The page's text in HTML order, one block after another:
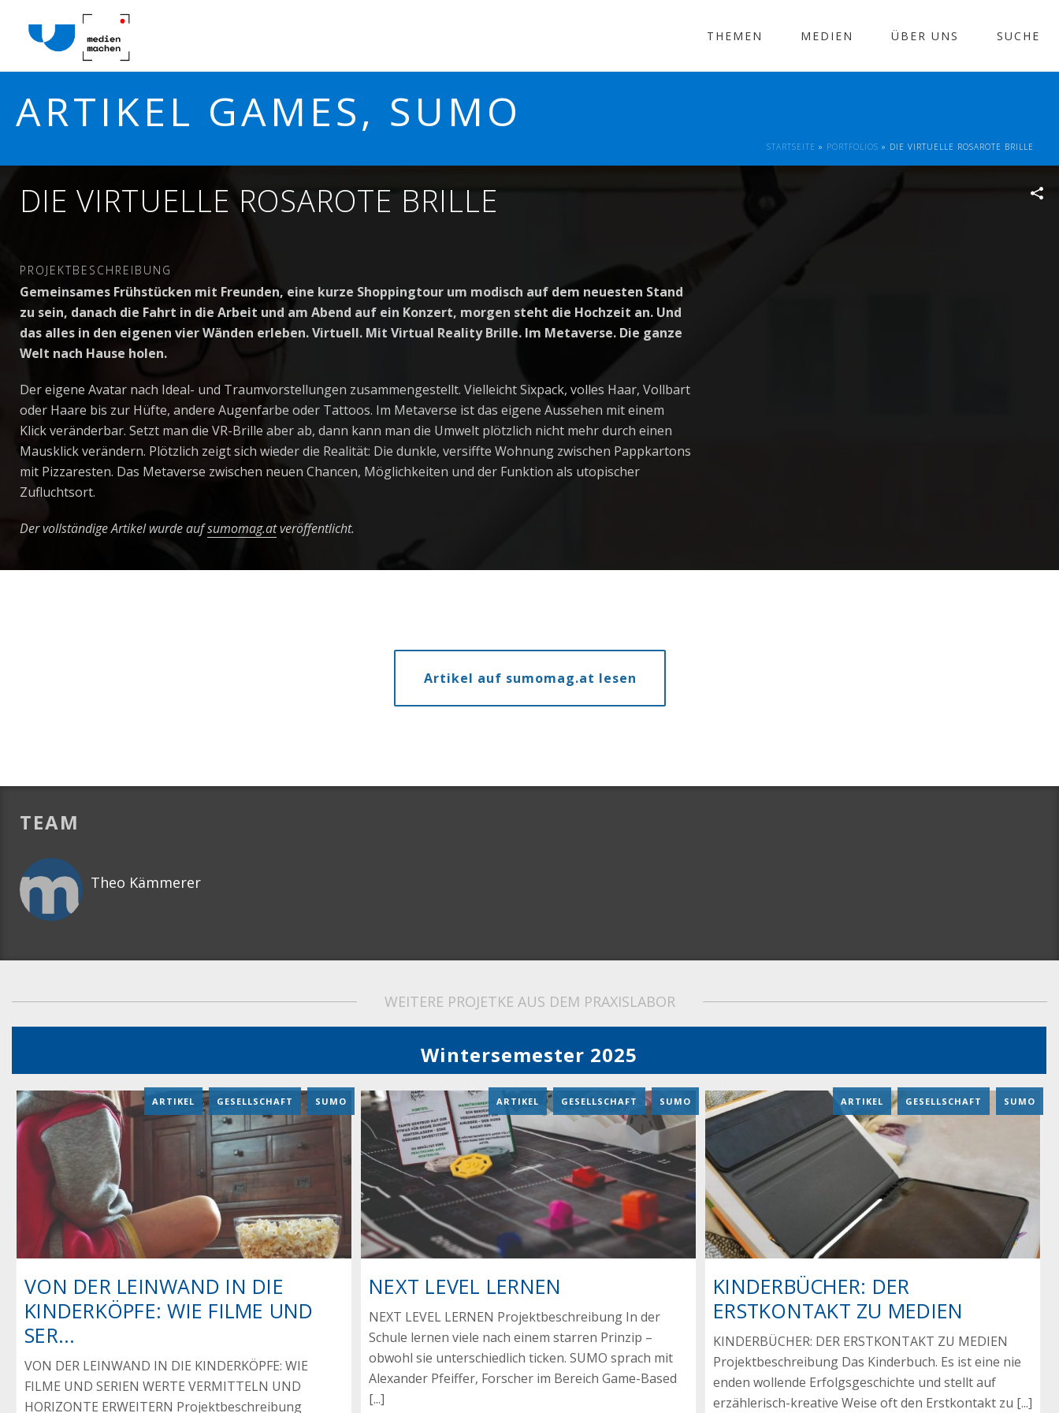
THEMEN MEDIEN ÜBER UNS SUCHE
ARTIKEL GAMES, SUMO
STARTSEITE » PORTFOLIOS » DIE VIRTUELLE ROSAROTE BRILLE
DIE VIRTUELLE ROSAROTE BRILLE
PROJEKTBESCHREIBUNG
Gemeinsames Frühstücken mit Freunden, eine kurze Shoppingtour um modisch auf dem neuesten Stand
zu sein, danach die Fahrt in die Arbeit und am Abend auf ein Konzert, morgen steht die Hochzeit an. Und
das alles in den eigenen vier Wänden erleben. Virtuell. Mit Virtual Reality Brille. Im Metaverse. Die ganze
Welt nach Hause holen.
Der eigene Avatar nach Ideal- und Traumvorstellungen zusammengestellt. Vielleicht Sixpack, volles Haar, Vollbart
oder Haare bis zur Hüfte, andere Augenfarbe oder Tattoos. Im Metaverse ist das eigene Aussehen mit einem
Klick veränderbar. Setzt man die VR-Brille aber ab, dann kann man die Umwelt plötzlich nicht mehr durch einen
Mausklick verändern. Plötzlich zeigt sich wieder die Realität: Die dunkle, versiffte Wohnung zwischen Pappkartons
mit Pizzaresten. Das Metaverse zwischen neuen Chancen, Möglichkeiten und der Funktion als utopischer
Zufluchtsort.
Der vollständige Artikel wurde aufsumomag.atveröffentlicht.
Artikel auf sumomag.at lesen
TEAM
Theo Kämmerer
WEITERE PROJETKE AUS DEM PRAXISLABOR
Wintersemester 2025
VON DER LEINWAND IN DIE
KINDERKÖPFE: WIE FILME UND
SER...
ARTIKEL , GESELLSCHAFT , SUMO
VON DER LEINWAND IN DIE KINDERKÖPFE: WIE
FILME UND SERIEN WERTE VERMITTELN UND
HORIZONTE ERWEITERN Projektbeschreibung
NEXT LEVEL LERNEN
ARTIKEL , GESELLSCHAFT , SUMO
NEXT LEVEL LERNEN Projektbeschreibung In der
Schule lernen viele nach einem starren Prinzip –
obwohl sie unterschiedlich ticken. SUMO sprach mit
Alexander Pfeiffer, Forscher im Bereich Game-Based
[...]
KINDERBÜCHER: DER
ERSTKONTAKT ZU MEDIEN
ARTIKEL , GESELLSCHAFT , SUMO
KINDERBÜCHER: DER ERSTKONTAKT ZU MEDIEN
Projektbeschreibung Das Kinderbuch. Es ist eine nie
enden wollende Erfolgsgeschichte und stellt auf
erzählerisch-kreative Weise oft den Erstkontakt zu [...]